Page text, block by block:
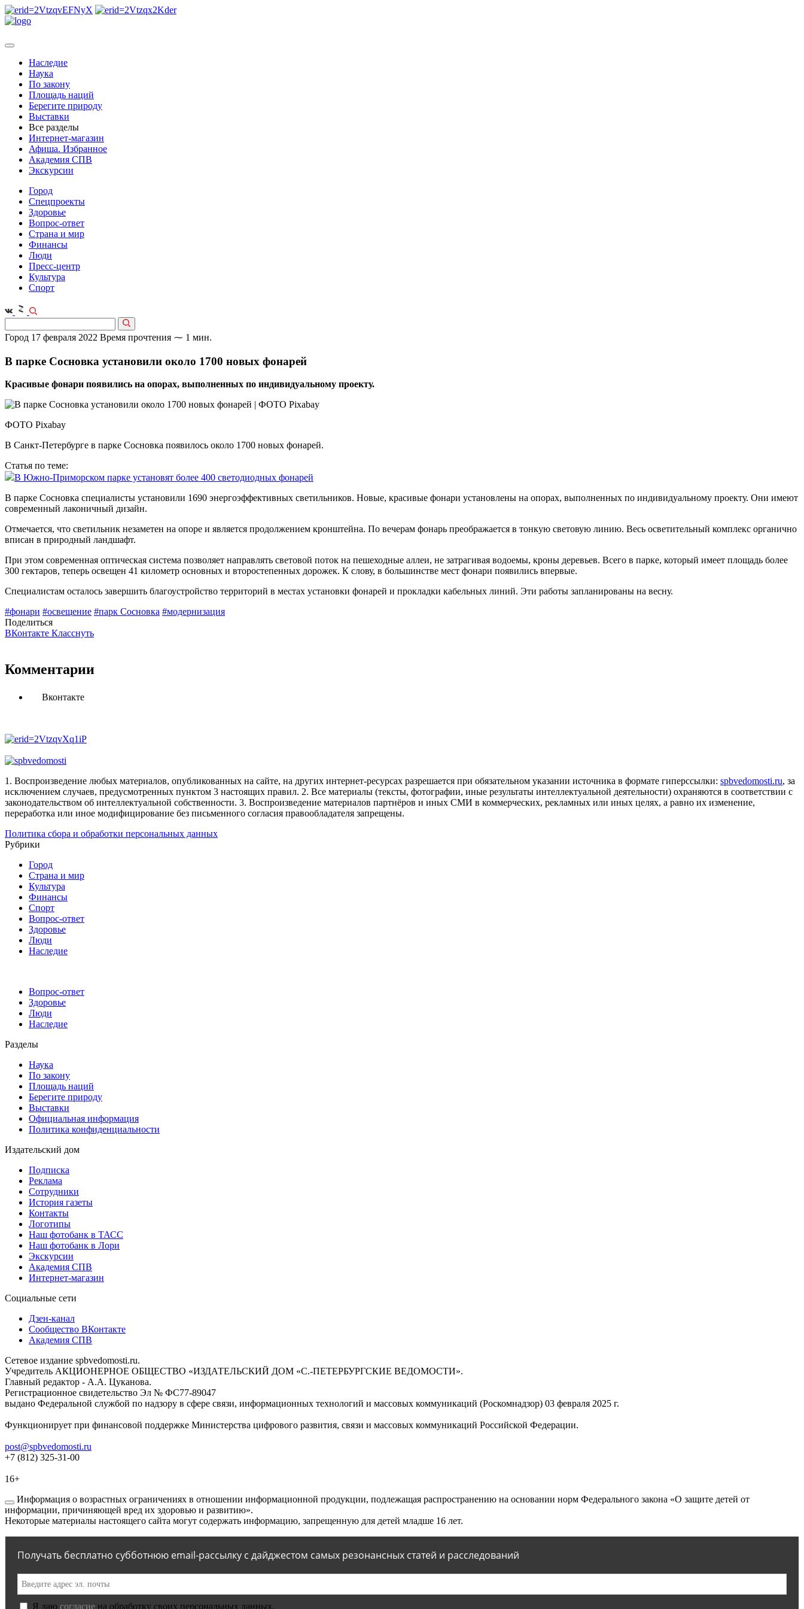
Наследие
Наука
По закону
Площадь наций
Берегите природу
Выставки
Все разделы
Интернет-магазин
Афиша. Избранное
Академия СПВ
Экскурсии
Город
Спецпроекты
Здоровье
Вопрос-ответ
Страна и мир
Финансы
Люди
Пресс-центр
Культура
Спорт
Город 17 февраля 2022 Время прочтения ⁓ 1 мин.
В парке Сосновка установили около 1700 новых фонарей
Красивые фонари появились на опорах, выполненных по индивидуальному проекту.
ФОТО Pixabay
В Санкт-Петербурге в парке Сосновка появилось около 1700 новых фонарей.
Статья по теме:
В Южно-Приморском парке установят более 400 светодиодных фонарей
В парке Сосновка специалисты установили 1690 энергоэффективных светильников. Новые, красивые фонари установлены на опорах, выполненных по индивидуальному проекту. Они имеют
современный лаконичный дизайн.
Отмечается, что светильник незаметен на опоре и является продолжением кронштейна. По вечерам фонарь преображается в тонкую световую линию. Весь осветительный комплекс органично
вписан в природный ландшафт.
При этом современная оптическая система позволяет направлять световой поток на пешеходные аллеи, не затрагивая водоемы, кроны деревьев. Всего в парке, который имеет площадь более
300 гектаров, теперь освещен 41 километр основных и второстепенных дорожек. К слову, в большинстве мест фонари появились впервые.
Специалистам осталось завершить благоустройство территорий в местах установки фонарей и прокладки кабельных линий. Эти работы запланированы на весну.
#фонари #освещение #парк Сосновка #модернизация
Поделиться
ВКонтакте Класснуть
Комментарии
Вконтакте
1. Воспроизведение любых материалов, опубликованных на сайте, на других интернет-ресурсах разрешается при обязательном указании источника в формате гиперссылки: spbvedomosti.ru, за
исключением случаев, предусмотренных пунктом 3 настоящих правил. 2. Все материалы (тексты, фотографии, иные результаты интеллектуальной деятельности) охраняются в соответствии с
законодательством об интеллектуальной собственности. 3. Воспроизведение материалов партнёров и иных СМИ в коммерческих, рекламных или иных целях, а равно их изменение,
переработка или иное модифицирование без письменного согласия правообладателя запрещены.
Политика сбора и обработки персональных данных
Рубрики
Город
Страна и мир
Культура
Финансы
Спорт
Вопрос-ответ
Здоровье
Люди
Наследие
Вопрос-ответ
Здоровье
Люди
Наследие
Разделы
Наука
По закону
Площадь наций
Берегите природу
Выставки
Официальная информация
Политика конфиденциальности
Издательский дом
Подписка
Реклама
Сотрудники
История газеты
Контакты
Логотипы
Наш фотобанк в ТАСС
Наш фотобанк в Лори
Экскурсии
Академия СПВ
Интернет-магазин
Социальные сети
Дзен-канал
Сообщество ВКонтакте
Академия СПВ
Сетевое издание spbvedomosti.ru.
Учредитель АКЦИОНЕРНОЕ ОБЩЕСТВО «ИЗДАТЕЛЬСКИЙ ДОМ «С.-ПЕТЕРБУРГСКИЕ ВЕДОМОСТИ».
Главный редактор - А.А. Цуканова.
Регистрационное свидетельство Эл № ФС77-89047
выдано Федеральной службой по надзору в сфере связи, информационных технологий и массовых коммуникаций (Роскомнадзор) 03 февраля 2025 г.
Функционирует при финансовой поддержке Министерства цифрового развития, связи и массовых коммуникаций Российской Федерации.
post@spbvedomosti.ru
+7 (812) 325-31-00
16+
Информация о возрастных ограничениях в отношении информационной продукции, подлежащая распространению на основании норм Федерального закона «О защите детей от
информации, причиняющей вред их здоровью и развитию».
Некоторые материалы настоящего сайта могут содержать информацию, запрещенную для детей младше 16 лет.
Получать бесплатно субботнюю email-рассылку с дайджестом самых резонансных статей и расследований
Я даю согласие на обработку своих персональных данных.